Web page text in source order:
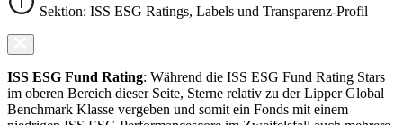
Sektion: ISS ESG Ratings, Labels und Transparenz-Profil
ISS ESG Fund Rating: Während die ISS ESG Fund Rating Stars
im oberen Bereich dieser Seite, Sterne relativ zu der Lipper Global
Benchmark Klasse vergeben und somit ein Fonds mit einem